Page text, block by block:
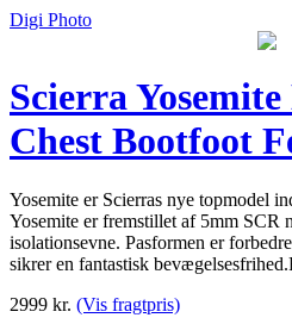
Digi Photo
Scierra
Chest Bootfoot
Yosemite er Scierras nye topmodel
Yosemite er fremstillet af 5mm SCR
isolationsevne. Pasformen er
sikrer en fantastisk
2999 kr. (Vis fragtpris)